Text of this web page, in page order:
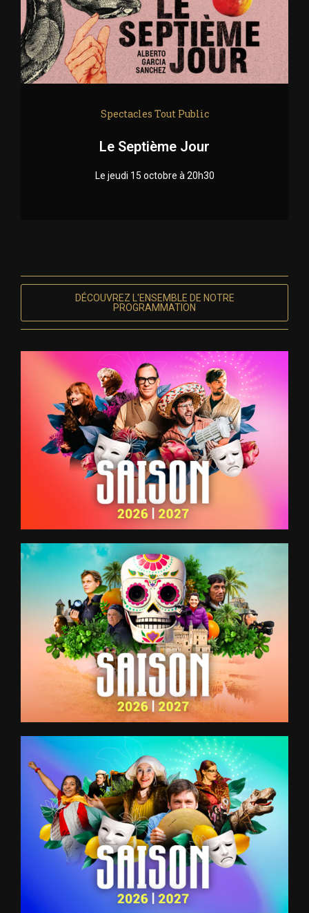
Spectacles Tout Public
Le Septième Jour
Le jeudi 15 octobre à 20h30
DÉCOUVREZ L'ENSEMBLE DE NOTRE
PROGRAMMATION